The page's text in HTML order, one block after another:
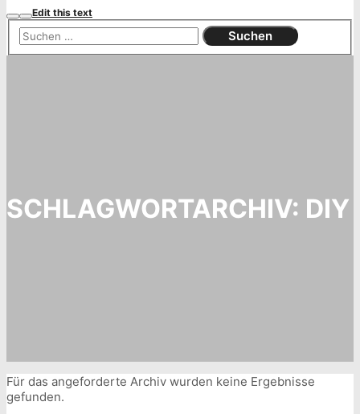
Suchen
Hauptmenü
Edit this text
SCHLAGWORTARCHIV: DIY
Für das angeforderte Archiv wurden keine Ergebnisse
gefunden.